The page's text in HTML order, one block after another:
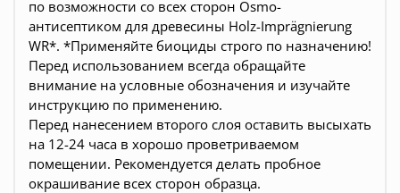
по возможности со всех сторон Osmo-
антисептиком для древесины Holz-Imprägnierung
WR*. *Применяйте биоциды строго по назначению!
Перед использованием всегда обращайте
внимание на условные обозначения и изучайте
инструкцию по применению.
Перед нанесением второго слоя оставить высыхать
на 12-24 часа в хорошо проветриваемом
помещении. Рекомендуется делать пробное
окрашивание всех сторон образца.